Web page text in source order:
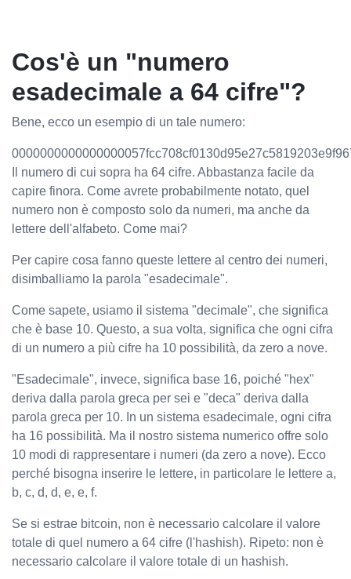
Cos'è un "numero
esadecimale a 64 cifre"?
Bene, ecco un esempio di un tale numero:
Il numero di cui sopra ha 64 cifre. Abbastanza facile da
capire finora. Come avrete probabilmente notato, quel
numero non è composto solo da numeri, ma anche da
lettere dell'alfabeto. Come mai?
Per capire cosa fanno queste lettere al centro dei numeri,
disimballiamo la parola "esadecimale".
Come sapete, usiamo il sistema "decimale", che significa
che è base 10. Questo, a sua volta, significa che ogni cifra
di un numero a più cifre ha 10 possibilità, da zero a nove.
"Esadecimale", invece, significa base 16, poiché "hex"
deriva dalla parola greca per sei e "deca" deriva dalla
parola greca per 10. In un sistema esadecimale, ogni cifra
ha 16 possibilità. Ma il nostro sistema numerico offre solo
10 modi di rappresentare i numeri (da zero a nove). Ecco
perché bisogna inserire le lettere, in particolare le lettere a,
b, c, d, d, e, e, f.
Se si estrae bitcoin, non è necessario calcolare il valore
totale di quel numero a 64 cifre (l'hashish). Ripeto: non è
necessario calcolare il valore totale di un hashish.